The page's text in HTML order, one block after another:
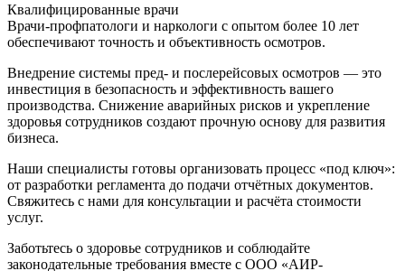
Квалифицированные врачи
Врачи-профпатологи и наркологи с опытом более 10 лет
обеспечивают точность и объективность осмотров.
Внедрение системы пред- и послерейсовых осмотров — это
инвестиция в безопасность и эффективность вашего
производства. Снижение аварийных рисков и укрепление
здоровья сотрудников создают прочную основу для развития
бизнеса.
Наши специалисты готовы организовать процесс «под ключ»:
от разработки регламента до подачи отчётных документов.
Свяжитесь с нами для консультации и расчёта стоимости
услуг.
Заботьтесь о здоровье сотрудников и соблюдайте
законодательные требования вместе с ООО «АИР-